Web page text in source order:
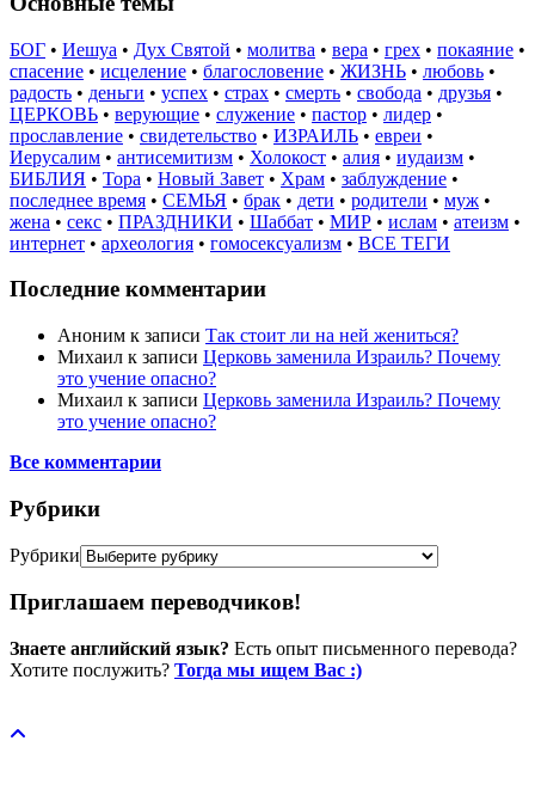
БОГ • Иешуа • Дух Святой • молитва • вера • грех • покаяние •
спасение • исцеление • благословение • ЖИЗНЬ • любовь •
радость • деньги • успех • страх • смерть • свобода • друзья •
ЦЕРКОВЬ • верующие • служение • пастор • лидер •
прославление • свидетельство • ИЗРАИЛЬ • евреи •
Иерусалим • антисемитизм • Холокост • алия • иудаизм •
БИБЛИЯ • Тора • Новый Завет • Храм • заблуждение •
последнее время • СЕМЬЯ • брак • дети • родители • муж •
жена • секс • ПРАЗДНИКИ • Шаббат • МИР • ислам • атеизм •
интернет • археология • гомосексуализм • ВСЕ ТЕГИ
Последние комментарии
Аноним к записи Так стоит ли на ней жениться?
Михаил к записи Церковь заменила Израиль? Почему
это учение опасно?
Михаил к записи Церковь заменила Израиль? Почему
это учение опасно?
Все комментарии
Рубрики
Рубрики
Приглашаем переводчиков!
Знаете английский язык? Есть опыт письменного перевода?
Хотите послужить? Тогда мы ищем Вас :)